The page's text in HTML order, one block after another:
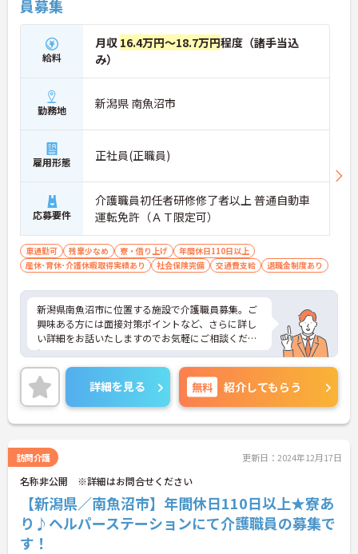
員募集
給料
月収 16.4万円～18.7万円程度（諸手当込
み）
勤務地 新潟県 南魚沼市
雇用形態 正社員(正職員)
応募要件
介護職員初任者研修修了者以上 普通自動車
運転免許（ＡＴ限定可）
車通勤可 残業少なめ 寮・借り上げ
年間休日110日以上
産休･育休･介護休暇取得実績あり
社会保険完備 交通費支給 退職金制度あり
新潟県南魚沼市に位置する施設で介護職員募集。ご
興味ある方には面接対策ポイントなど、さらに詳し
い詳細をお話いたしますのでお気軽にご相談くださ
い。
詳細を見る 無料 紹介してもらう
訪問介護 更新日：2024年12月17日
名称非公開 ※詳細はお問合せください
【新潟県／南魚沼市】年間休日110日以上★寮あ
り♪ヘルパーステーションにて介護職員の募集で
す！